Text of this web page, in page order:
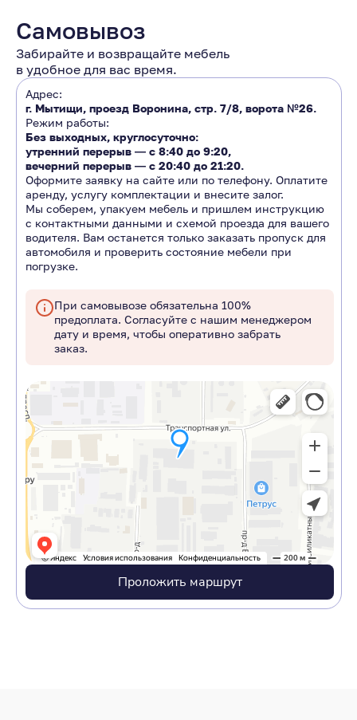
Самовывоз
Забирайте и возвращайте мебель
в удобное для вас время.
Адрес:
г. Мытищи, проезд Воронина, стр. 7/8, ворота №26.
Режим работы:
Без выходных, круглосуточно:
утренний перерыв ― с 8:40 до 9:20,
вечерний перерыв ― с 20:40 до 21:20.
Оформите заявку на сайте или по телефону. Оплатите
аренду, услугу комплектации и внесите залог.
Мы соберем, упакуем мебель и пришлем инструкцию
с контактными данными и схемой проезда для вашего
водителя. Вам останется только заказать пропуск для
автомобиля и проверить состояние мебели при
погрузке.
При самовывозе обязательна 100%
предоплата. Согласуйте с нашим менеджером
дату и время, чтобы оперативно забрать
заказ.
Проложить маршрут